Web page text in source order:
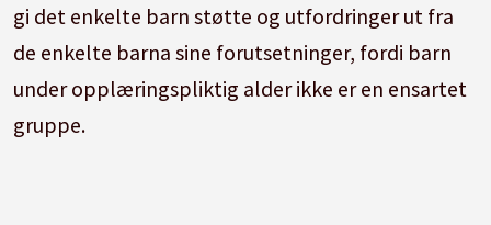
gi det enkelte barn støtte og utfordringer ut fra
de enkelte barna sine forutsetninger, fordi barn
under opplæringspliktig alder ikke er en ensartet
gruppe.